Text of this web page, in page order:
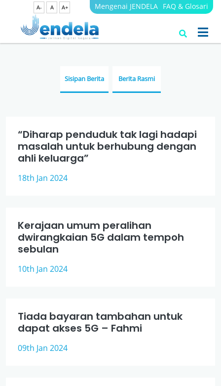
A- A A+ Mengenai JENDELA FAQ & Glosari
Berita
Sisipan Berita Berita Rasmi
“Diharap penduduk tak lagi hadapi
masalah untuk berhubung dengan
ahli keluarga”
18th Jan 2024
Kerajaan umum peralihan
dwirangkaian 5G dalam tempoh
sebulan
10th Jan 2024
Tiada bayaran tambahan untuk
dapat akses 5G – Fahmi
09th Jan 2024